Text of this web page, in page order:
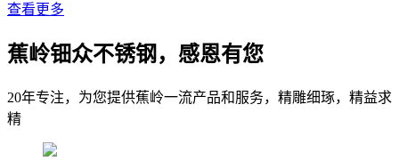
查看更多
蕉岭钿众不锈钢，感恩有您
20年专注，为您提供蕉岭一流产品和服务，精雕细琢，精益求
精